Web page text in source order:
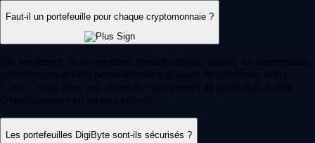
Faut-il un portefeuille pour chaque cryptomonnaie ?
Pas forcément. Si les premiers modèles étaient limités, les portefeuilles
multi-devises actuels permettent de regrouper de nombreux actifs.
L'app Crypto.com, par exemple, vous permet de gérer plus de 400
cryptomonnaies en un seul endroit.
Les portefeuilles DigiByte sont-ils sécurisés ?